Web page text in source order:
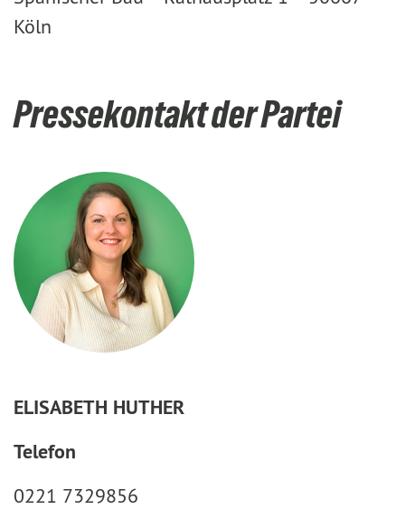
Köln
Pressekontakt der Partei
ELISABETH HUTHER
Telefon
0221 7329856